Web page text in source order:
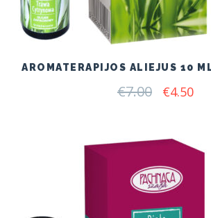
AROMATERAPIJOS ALIEJUS 10
€7.00 Original
€4.50